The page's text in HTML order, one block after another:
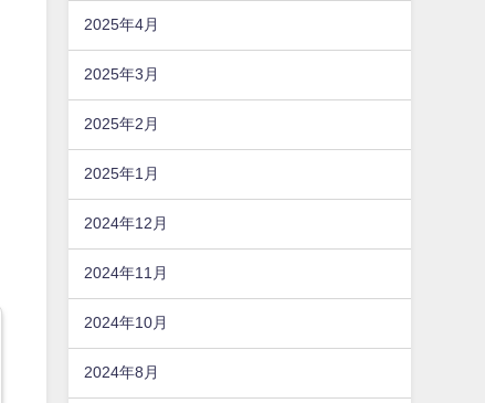
2025年4月
2025年3月
2025年2月
2025年1月
2024年12月
2024年11月
2024年10月
2024年8月